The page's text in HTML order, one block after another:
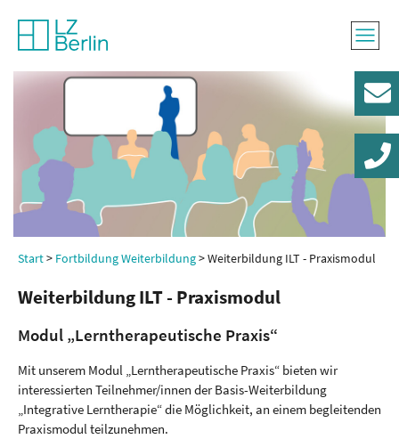
030
Start FortbildungWeiterbildung Weiterbildung ILT - Praxismodul
Weiterbildung ILT - Praxismodul
Modul „Lerntherapeutische Praxis“
Mit unserem Modul „Lerntherapeutische Praxis“ bieten wir
interessierten Teilnehmer/innen der Basis-Weiterbildung
„Integrative Lerntherapie“ die Möglichkeit, an einem begleitenden
Praxismodul teilzunehmen.